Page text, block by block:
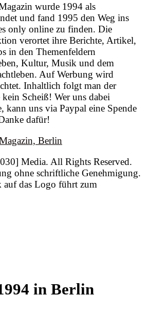
wurde 1994 als
und fand 1995 den Weg ins
only online zu finden. Die
verortet ihre Berichte, Artikel,
in den Themenfeldern
Kultur, Musik und dem
Auf Werbung wird
Inhaltlich folgt man der
Scheiß! Wer uns dabei
kann uns via Paypal eine Spende
dafür!
Media. All Rights Reserved.
ohne schriftliche Genehmigung.
das Logo führt zum
in Berlin